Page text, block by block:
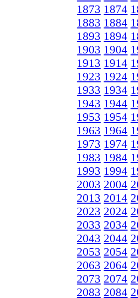
1873 1874
1883 1884
1893 1894
1903 1904
1913 1914
1923 1924
1933 1934
1943 1944
1953 1954
1963 1964
1973 1974
1983 1984
1993 1994
2003 2004
2013 2014
2023 2024
2033 2034
2043 2044
2053 2054
2063 2064
2073 2074
2083 2084